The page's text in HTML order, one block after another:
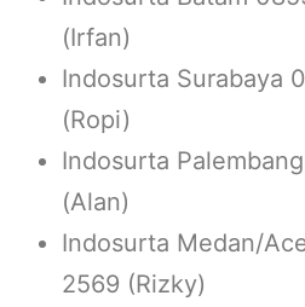
(Irfan)
Indosurta Surabaya
(Ropi)
Indosurta
(Alan)
Indosurta Medan/
2569 (Rizky)